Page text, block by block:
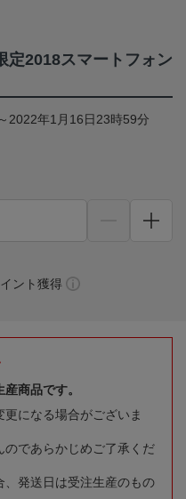
定2018スマートフォン
2022年1月16日23時59分
ント獲得
商品です。
になる場合がございま
のであらかじめご了承くだ
、発送日は受注生産のもの